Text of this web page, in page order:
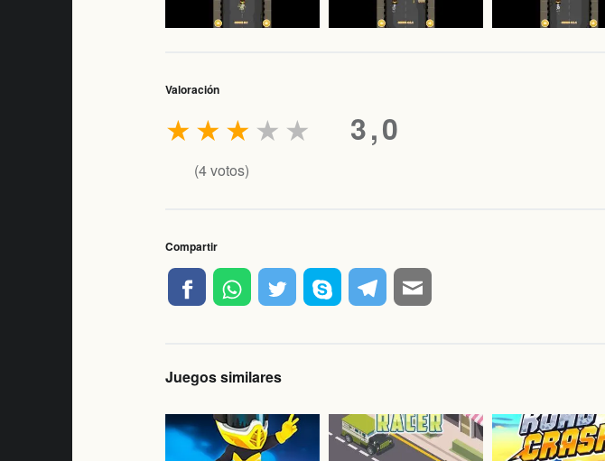
Valoración
3,0
★
★
★
★
★
(4votos)
Compartir
Juegos similares